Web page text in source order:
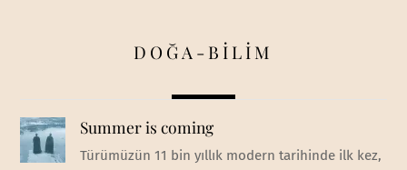
DOĞA-BİLİM
Summer is coming
Türümüzün 11 bin yıllık modern tarihinde ilk kez,